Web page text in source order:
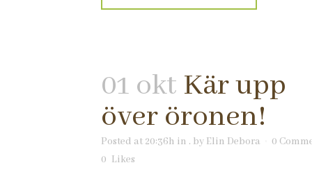
01 okt Kär upp
över öronen!
Posted at 20:36h in . by Elin Debora
0
0 Likes